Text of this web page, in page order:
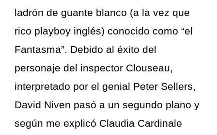
ladrón de guante blanco (a la vez que
rico playboy inglés) conocido como “el
Fantasma”. Debido al éxito del
personaje del inspector Clouseau,
interpretado por el genial Peter Sellers,
David Niven pasó a un segundo plano y
según me explicó Claudia Cardinale